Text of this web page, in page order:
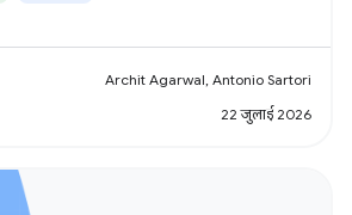
Archit Agarwal, Antonio Sartori
22 जुलाई 2026